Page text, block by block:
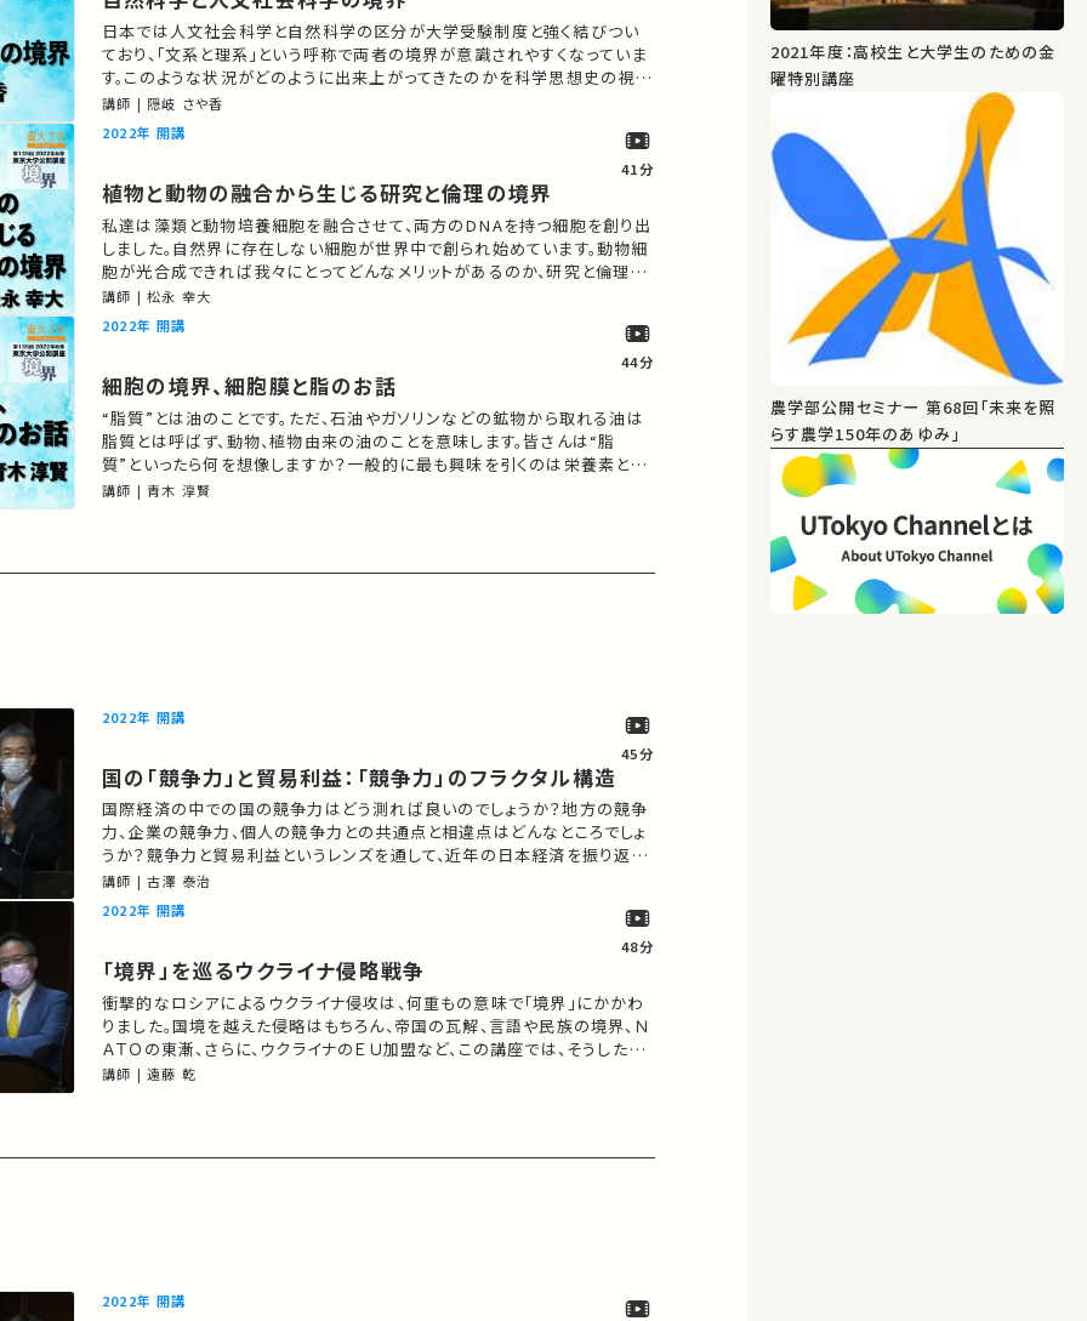
日本では人文社会科学と自然科学の区分が大学受験制度と強く結びつい
ており、「文系と理系」という呼称で両者の境界が意識されやすくなっていま
す。このような状況がどのように出来上がってきたのかを科学思想史の視点
から考察します。 ★あなたのシェアが、ほかの誰かの学びに繋がるかもしれ
ません。 お気に入りの講義・講演があればSNSなどでシェアをお願いしま
す。 こちらの動画の概要を特集記事でもご紹介しています。 …
講師 | 隠岐 さや香
2022年 開講
41分
植物と動物の融合から生じる研究と倫理の境界
私達は藻類と動物培養細胞を融合させて、両方のDNAを持つ細胞を創り出
しました。自然界に存在しない細胞が世界中で創られ始めています。動物細
胞が光合成できれば我々にとってどんなメリットがあるのか、研究と倫理の
境界から議論します。 ★あなたのシェアが、ほかの誰かの学びに繋がるか
もしれません。 お気に入りの講義・講演があればSNSなどでシェアをお願
いします。 こちらの動画の概要を特集記事でもご紹介しています。…
講師 | 松永 幸大
2022年 開講
44分
細胞の境界、細胞膜と脂のお話
“脂質”とは油のことです。ただ、石油やガソリンなどの鉱物から取れる油は
脂質とは呼ばず、動物、植物由来の油のことを意味します。皆さんは“脂
質”といったら何を想像しますか？一般的に最も興味を引くのは栄養素とし
ての脂質ではないでしょうか？本講座では、私たちに身近な存在であり、そ
講師 | 青木 淳賢
2022年 開講
45分
国の「競争力」と貿易利益：「競争力」のフラクタル構造
国際経済の中での国の競争力はどう測れば良いのでしょうか？地方の競争
力、企業の競争力、個人の競争力との共通点と相違点はどんなところでしょ
うか？競争力と貿易利益というレンズを通して、近年の日本経済を振り返り
ます。 ★あなたのシェアが、ほかの誰かの学びに繋がるかもしれません。 お
気に入りの講義・講演があればSNSなどでシェアをお願いします。
講師 | 古澤 泰治
2022年 開講
48分
「境界」を巡るウクライナ侵略戦争
衝撃的なロシアによるウクライナ侵攻は、何重もの意味で「境界」にかかわ
りました。国境を越えた侵略はもちろん、帝国の瓦解、言語や民族の境界、Ｎ
ＡＴＯの東漸、さらに、ウクライナのＥＵ加盟など、この講座では、そうした複
数の「境界」を取り上げ、この戦争について検討したいと思います。 ★あなた
講師 | 遠藤 乾
2022年 開講
2021年度：高校生と大学生のための金
曜特別講座
農学部公開セミナー 第68回「未来を照
らす農学150年のあゆみ」